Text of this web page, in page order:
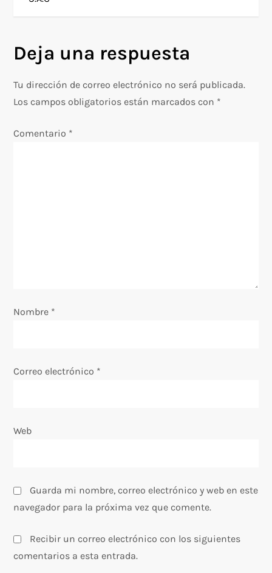
v
g
a
n
r
d
s
Deja una respuesta
Tu dirección de correo electrónico no será publicada.
Los campos obligatorios están marcados con *
Comentario *
Nombre *
Correo electrónico *
Web
Guarda mi nombre, correo electrónico y web en este
navegador para la próxima vez que comente.
Recibir un correo electrónico con los siguientes
comentarios a esta entrada.